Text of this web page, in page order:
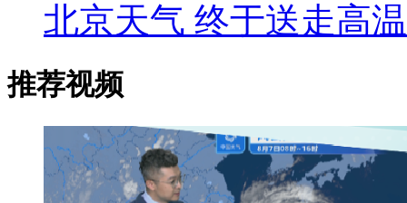
北京天气 终于送走高温
推荐视频